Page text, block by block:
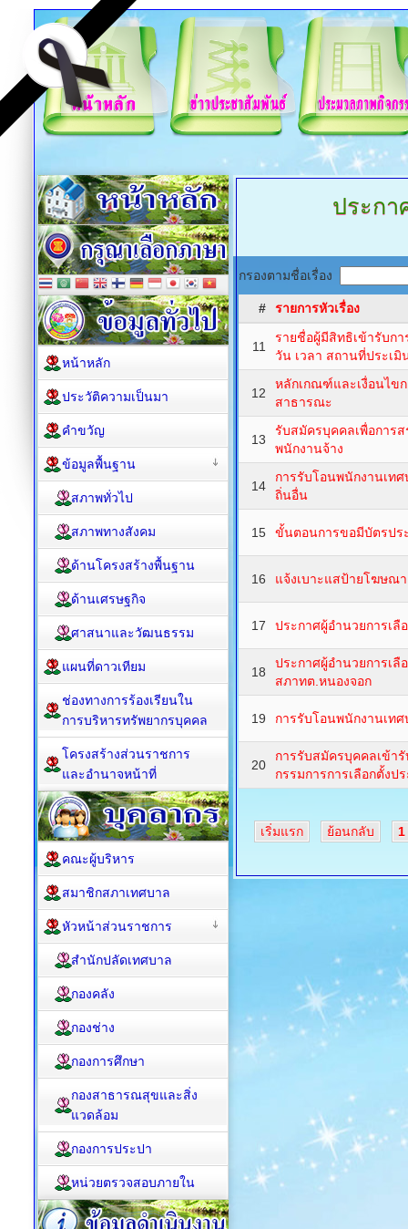
ประกา
กรองตามชื่อเรื่อง
# รายการหัวเรื่อง
11
รายชื่อผู้มีสิทธิเข้ารับก
วัน เวลา สถานที่ประเมิ
12
หลักเกณฑ์และเงื่อนไข
สาธารณะ
13
รับสมัครบุคคลเพื่อการ
พนักงานจ้าง
14
การรับโอนพนักงานเท
ถิ่นอื่น
15 ขั้นตอนการขอมีบัตรปร
16 แจ้งเบาะแสป้ายโฆษณา
17 ประกาศผู้อำนวยการเลื
18
ประกาศผู้อำนวยการเลื
สภาทต.หนองจอก
19 การรับโอนพนักงานเท
20
การรับสมัครบุคคลเข้า
กรรมการการเลือกตั้งป
เริ่มแรก ย้อนกลับ 1
หน้าหลัก
ประวัติความเป็นมา
คำขวัญ
ข้อมูลพื้นฐาน
สภาพทั่วไป
สภาพทางสังคม
ด้านโครงสร้างพื้นฐาน
ด้านเศรษฐกิจ
ศาสนาและวัฒนธรรม
แผนที่ดาวเทียม
ช่องทางการร้องเรียนใน
การบริหารทรัพยากรบุคคล
โครงสร้างส่วนราชการ
และอำนาจหน้าที่
คณะผู้บริหาร
สมาชิกสภาเทศบาล
หัวหน้าส่วนราชการ
สำนักปลัดเทศบาล
กองคลัง
กองช่าง
กองการศึกษา
กองสาธารณสุขและสิ่ง
แวดล้อม
กองการประปา
หน่วยตรวจสอบภายใน